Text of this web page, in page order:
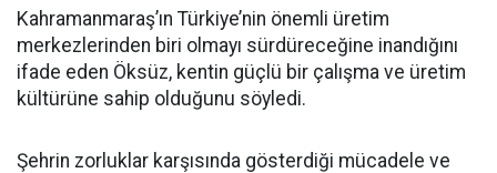
Kahramanmaraş’ın Türkiye’nin önemli üretim
merkezlerinden biri olmayı sürdüreceğine inandığını
ifade eden Öksüz, kentin güçlü bir çalışma ve üretim
kültürüne sahip olduğunu söyledi.
Şehrin zorluklar karşısında gösterdiği mücadele ve